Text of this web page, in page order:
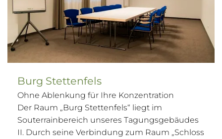
Burg Stettenfels
Ohne Ablenkung für Ihre Konzentration
Der Raum „Burg Stettenfels“ liegt im
Souterrainbereich unseres Tagungsgebäudes
II. Durch seine Verbindung zum Raum „Schloss